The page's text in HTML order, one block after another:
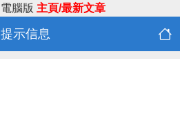
電腦版 主頁/最新文章
提示信息